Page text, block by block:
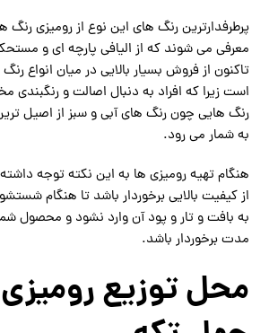
پرطرفدارترین رنگ های این نوع از رومیزی رنگ
معرفی می شوند که از الیافی پارچه ای و
تاکنون از فروش بسیار بالایی در میان انواع رنگ
است زیرا که افراد به دنبال اصالت و
رنگ هایی چون رنگ های آبی و سبز از اصیل
به شمار می رود.
هنگام تهیه رومیزی ها به این نکته توجه
از کیفیت بالایی برخوردار باشد تا هنگام
به بافت و تار و پود آن وارد نشود و محصول شما
مدت برخوردار باشد.
محل توزیع